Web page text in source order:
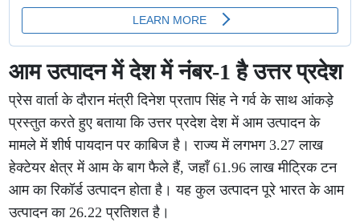
आम उत्पादन में देश में नंबर-1 है उत्तर प्रदेश
प्रेस वार्ता के दौरान मंत्री दिनेश प्रताप सिंह ने गर्व के साथ आंकड़े
प्रस्तुत करते हुए बताया कि उत्तर प्रदेश देश में आम उत्पादन के
मामले में शीर्ष पायदान पर काबिज है। राज्य में लगभग 3.27 लाख
हेक्टेयर क्षेत्र में आम के बाग फैले हैं, जहाँ 61.96 लाख मीट्रिक टन
आम का रिकॉर्ड उत्पादन होता है। यह कुल उत्पादन पूरे भारत के आम
उत्पादन का 26.22 प्रतिशत है।